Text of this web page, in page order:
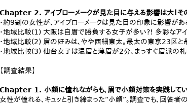
Chapter 2. アイブローメークが見た目に与える影響は大！そ
・約9割の女性が、アイブローメークは見た目の印象に影響があ
・地域比較(1) 大阪は自眉で勝負する女子が多い?! 多彩なアイ
・地域比較(2) 眉の好みは、やや西細東太。最太の東京23区
・地域比較(3) 仙台女子は濃眉と薄眉が2分、まっすぐ眉派の札
【調査結果】
Chapter 1. 小顔に憧れながらも、眉で小顔対策を実践して
女性が憧れる、キュッと引き締まった“小顔”。調査でも、回答